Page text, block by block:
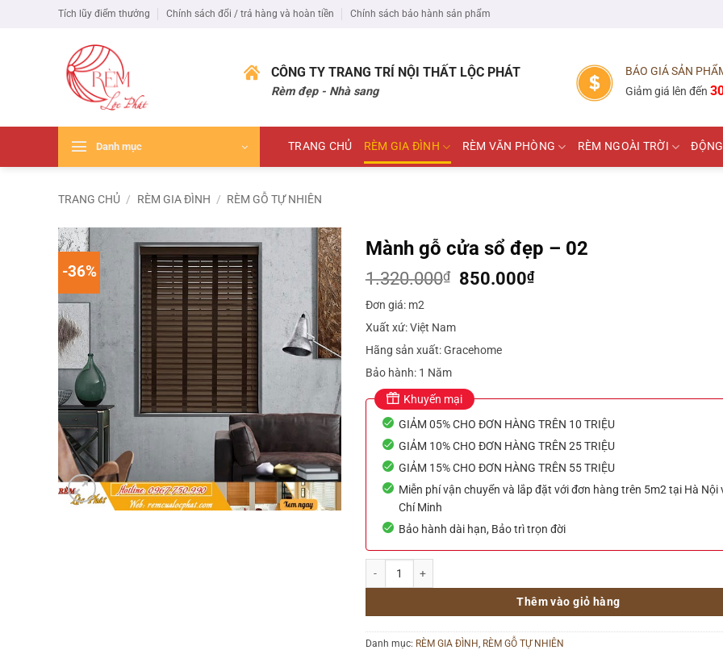
Tích lũy điểm thưởng Chính sách đổi / trả hàng và hoàn tiền Chính sách bảo hành sản phẩm
CÔNG TY TRANG TRÍ NỘI THẤT LỘC PHÁT
Rèm đẹp - Nhà sang
BÁO GIÁ SẢN
Giảm giá lên đến
Danh mục TRANG CHỦ RÈM GIA ĐÌNH RÈM VĂN PHÒNG RÈM NGOÀI TRỜI
TRANG CHỦ / RÈM GIA ĐÌNH / RÈM GỖ TỰ NHIÊN
-36%
Mành gỗ cửa sổ đẹp – 02
1.320.000₫
Giá
850.000₫Giá
Đơn giá: m2
Xuất xứ: Việt Nam
Hãng sản xuất: Gracehome
Bảo hành: 1 Năm
Khuyến mại
GIẢM 05% CHO ĐƠN HÀNG TRÊN 10 TRIỆU
GIẢM 10% CHO ĐƠN HÀNG TRÊN 25 TRIỆU
GIẢM 15% CHO ĐƠN HÀNG TRÊN 55 TRIỆU
Miễn phí vận chuyển và lắp đặt với đơn hàng trên 5m2 tại Hà Nội
Chí Minh
Bảo hành dài hạn, Bảo trì trọn đời
Thêm vào giỏ hàng
Danh mục: RÈM GIA ĐÌNH, RÈM GỖ TỰ NHIÊN